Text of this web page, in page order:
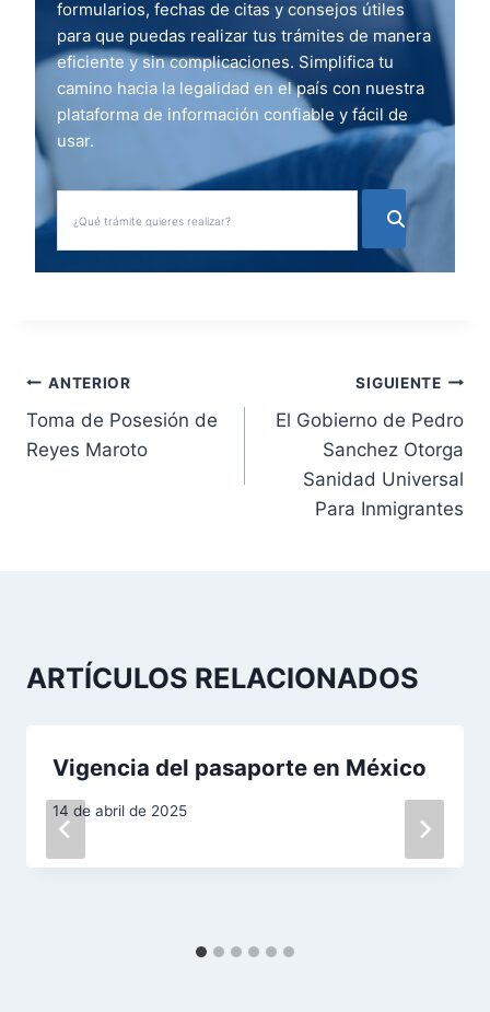
formularios, fechas de citas y consejos útiles
para que puedas realizar tus trámites de manera
eficiente y sin complicaciones. Simplifica tu
camino hacia la legalidad en el país con nuestra
plataforma de información confiable y fácil de
usar.
N
a
c
ANTERIOR
Toma de Posesión de
Reyes Maroto
SIGUIENTE
El Gobierno de Pedro
Sanchez Otorga
Sanidad Universal
Para Inmigrantes
ARTÍCULOS RELACIONADOS
Vigencia del pasaporte en México
14 de abril de 2025